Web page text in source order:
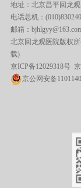
地址：北京昌平回龙
电话总机：
邮箱：
北京回龙观医院版权
载)
京ICP备12029318号京
京公网安备